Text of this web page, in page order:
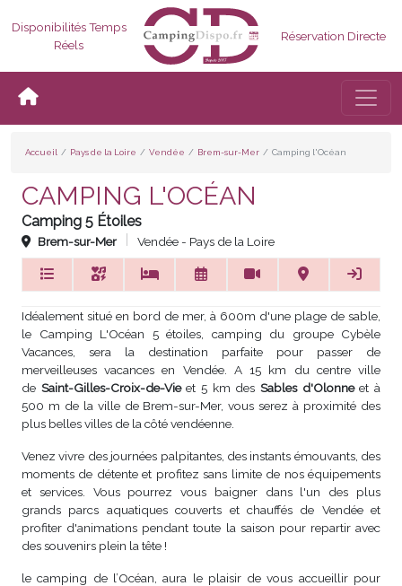
Disponibilités Temps
Réels
Réservation Directe
Accueil Pays de la Loire Vendée Brem-sur-Mer Camping l'Océan
CAMPING L'OCÉAN
Camping 5 Étoiles
Brem-sur-Mer Vendée - Pays de la Loire
Idéalement situé en bord de mer, à 600m d'une plage de sable,
le Camping L'Océan 5 étoiles, camping du groupe Cybèle
Vacances, sera la destination parfaite pour passer de
merveilleuses vacances en Vendée. A 15 km du centre ville
de Saint-Gilles-Croix-de-Vieet 5 km desSables d'Olonneet à
500 m de la ville de Brem-sur-Mer, vous serez à proximité des
plus belles villes de la côté vendéenne.
Venez vivre des journées palpitantes, des instants émouvants, des
moments de détente et profitez sans limite de nos équipements
et services. Vous pourrez vous baigner dans l'un des plus
grands parcs aquatiques couverts et chauffés de Vendée et
profiter d'animations pendant toute la saison pour repartir avec
des souvenirs plein la tête !
le camping de l’Océan, aura le plaisir de vous accueillir pour